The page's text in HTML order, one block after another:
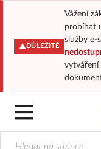
DŮLEŽITÉ
Vážení
probíhat
služby e-
vytváření